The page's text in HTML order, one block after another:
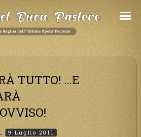
TUTTO! …E
9 Luglio 2011